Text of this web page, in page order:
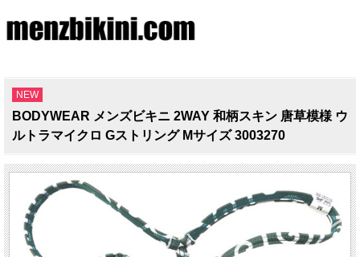
NEW
BODYWEAR メンズビキニ 2WAY 和柄スキン 唐草模様 ウ
ルトラマイクロ Gストリング Mサイズ 3003270